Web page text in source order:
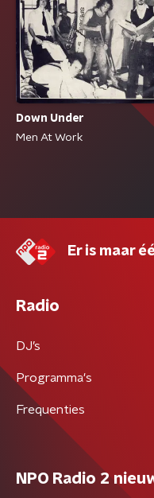
Down Under
Men At Work
Er is maar
Radio
DJ’s
Programma's
Frequenties
NPO Radio 2